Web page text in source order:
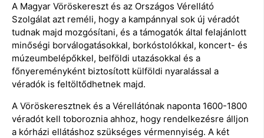
A Magyar Vöröskereszt és az Országos Vérellátó
Szolgálat azt reméli, hogy a kampánnyal sok új véradót
tudnak majd mozgósítani, és a támogatók által felajánlott
minőségi borválogatásokkal, borkóstolókkal, koncert- és
múzeumbelépőkkel, belföldi utazásokkal és a
főnyereményként biztosított külföldi nyaralással a
véradók is feltöltődhetnek majd.
A Vöröskeresztnek és a Vérellátónak naponta 1600-1800
véradót kell toboroznia ahhoz, hogy rendelkezésre álljon
a kórházi ellátáshoz szükséges vérmennyiség. A két